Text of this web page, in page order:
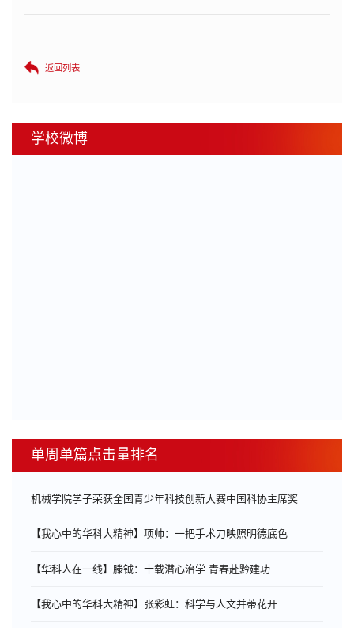
返回列表
学校微博
单周单篇点击量排名
机械学院学子荣获全国青少年科技创新大赛中国科协主席奖
【我心中的华科大精神】项帅：一把手术刀映照明德底色
【华科人在一线】滕钺：十载潜心治学 青春赴黔建功
【我心中的华科大精神】张彩虹：科学与人文并蒂花开